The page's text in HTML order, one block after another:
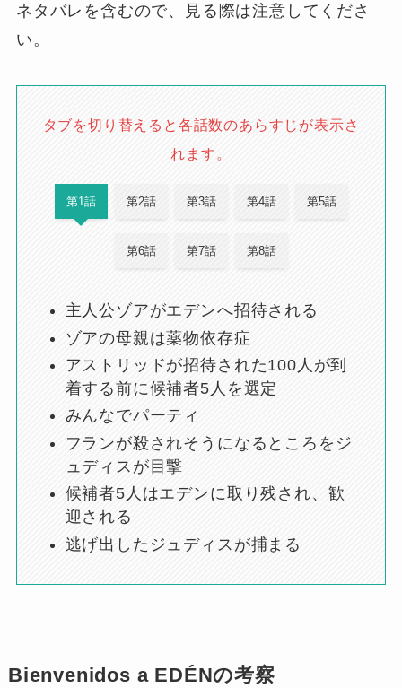
ネタバレを含むので、見る際は注意してくださ
い。
タブを切り替えると各話数のあらすじが表示さ
れます。
第1話 第2話 第3話 第4話 第5話
第6話 第7話 第8話
主人公ゾアがエデンへ招待される
ゾアの母親は薬物依存症
アストリッドが招待された100人が到
着する前に候補者5人を選定
みんなでパーティ
フランが殺されそうになるところをジ
ュディスが目撃
候補者5人はエデンに取り残され、歓
迎される
逃げ出したジュディスが捕まる
Bienvenidos a EDÉNの考察